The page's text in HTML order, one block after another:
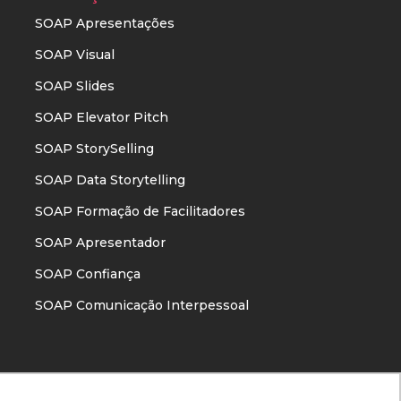
SOAP Apresentações
SOAP Visual
SOAP Slides
SOAP Elevator Pitch
SOAP StorySelling
SOAP Data Storytelling
SOAP Formação de Facilitadores
SOAP Apresentador
SOAP Confiança
SOAP Comunicação Interpessoal